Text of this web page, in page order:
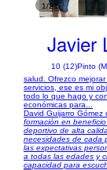
1/21
Javier
10 (12)Pinto
salud. Ofrezco
servicios, ese es mi
todo lo que hago y
económicas para...
David Guijarro Gómez
formación en
deportivo de alta
necesidades de cada
las expectativas
a todas las edades y
capacidad para